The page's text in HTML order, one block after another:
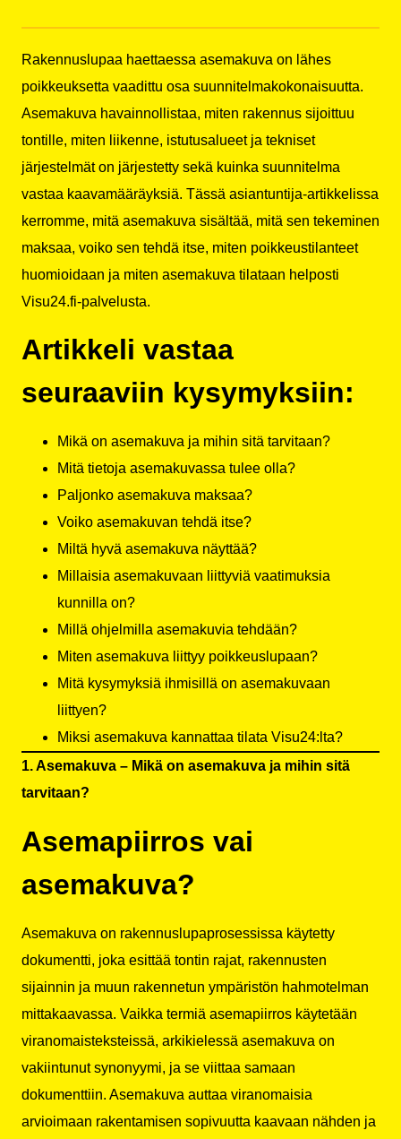
Rakennuslupaa haettaessa asemakuva on lähes
poikkeuksetta vaadittu osa suunnitelmakokonaisuutta.
Asemakuva havainnollistaa, miten rakennus sijoittuu
tontille, miten liikenne, istutusalueet ja tekniset
järjestelmät on järjestetty sekä kuinka suunnitelma
vastaa kaavamääräyksiä. Tässä asiantuntija-artikkelissa
kerromme, mitä asemakuva sisältää, mitä sen tekeminen
maksaa, voiko sen tehdä itse, miten poikkeustilanteet
huomioidaan ja miten asemakuva tilataan helposti
Visu24.fi-palvelusta.
Artikkeli vastaa
seuraaviin kysymyksiin:
Mikä on asemakuva ja mihin sitä tarvitaan?
Mitä tietoja asemakuvassa tulee olla?
Paljonko asemakuva maksaa?
Voiko asemakuvan tehdä itse?
Miltä hyvä asemakuva näyttää?
Millaisia asemakuvaan liittyviä vaatimuksia
kunnilla on?
Millä ohjelmilla asemakuvia tehdään?
Miten asemakuva liittyy poikkeuslupaan?
Mitä kysymyksiä ihmisillä on asemakuvaan
liittyen?
Miksi asemakuva kannattaa tilata Visu24:lta?
1. Asemakuva – Mikä on asemakuva ja mihin sitä
tarvitaan?
Asemapiirros vai
asemakuva?
Asemakuva on rakennuslupaprosessissa käytetty
dokumentti, joka esittää tontin rajat, rakennusten
sijainnin ja muun rakennetun ympäristön hahmotelman
mittakaavassa. Vaikka termiä asemapiirros käytetään
viranomaisteksteissä, arkikielessä asemakuva on
vakiintunut synonyymi, ja se viittaa samaan
dokumenttiin. Asemakuva auttaa viranomaisia
arvioimaan rakentamisen sopivuutta kaavaan nähden ja